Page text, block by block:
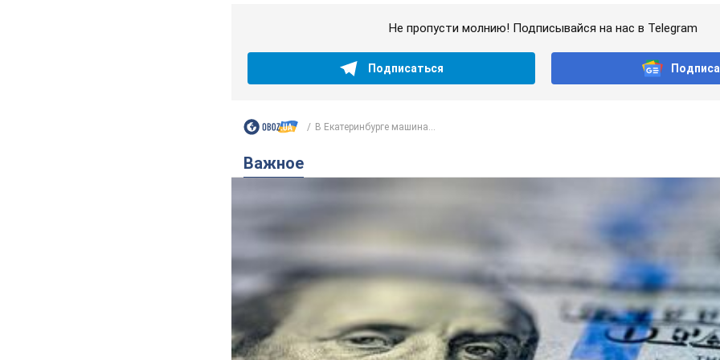
Не пропусти молнию! Подписывайся на нас в Telegram
Подписаться
В Екатеринбурге машина...
Важное